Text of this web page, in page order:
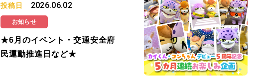
投稿日 2026.06.02
お知らせ
★6月のイベント・交通安全府
民運動推進日など★